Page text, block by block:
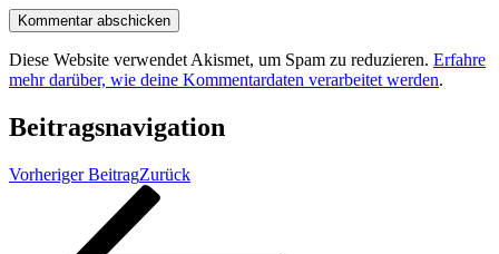
Diese Website verwendet Akismet, um Spam zu reduzieren. Erfahre
mehr darüber, wie deine Kommentardaten verarbeitet werden.
Beitragsnavigation
Vorheriger BeitragZurück